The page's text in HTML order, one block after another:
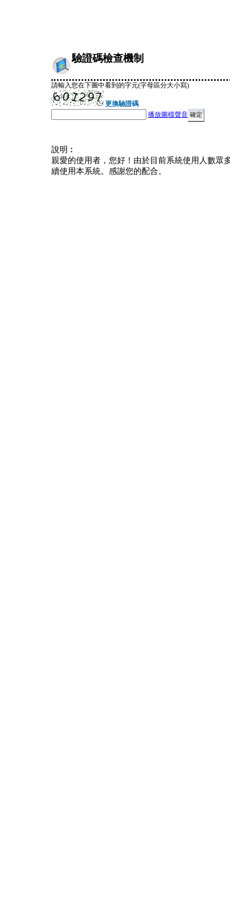
驗證碼檢查機制
請輸入您在下圖中看到的字元(字母區分大小寫)
更換驗證碼
播放圖檔聲音
說明︰
親愛的使用者，您好！由於目前系統使用人數眾
續使用本系統。感謝您的配合。